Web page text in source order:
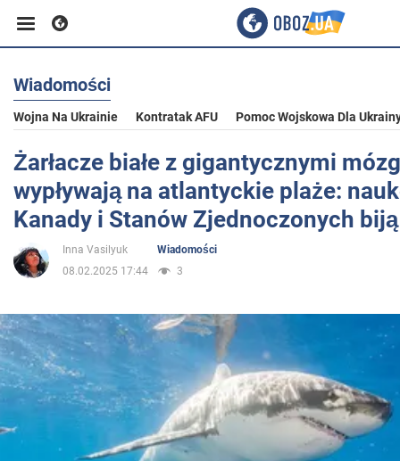
Biznes
Sport
Rozrywka
Życie
Polityka
Społeczeństwo
Wojna na Ukrainie
Wiadomości
Wojna Na Ukrainie Kontratak AFU Pomoc Wojskowa Dla
Żarłacze białe z gigantycznymi
wypływają na atlantyckie plaże:
Kanady i Stanów Zjednoczonych
Inna Vasilyuk
Wiadomości
08.02.2025 17:44
3